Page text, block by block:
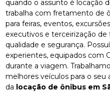
quando o assunto é locação
trabalha com fretamento de
para feiras, eventos,
executivos e terceirização
qualidade e segurança.
experientes, equipados com
durante a viagem.
melhores veículos para o
da locação de ônibus em